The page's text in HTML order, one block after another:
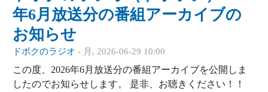
年6月放送分の番組アーカイブの
お知らせ
ドボクのラジオ - 月, 2026-06-29 10:00
この度、2026年6月放送分の番組アーカイブを公開しま
したのでお知らせします。 是非、お聴きください！！